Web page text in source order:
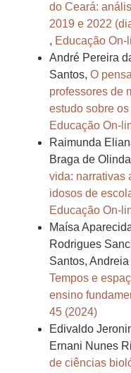
do Ceará:
2019 e 2022
, Educação On-
André Pereira
Santos, O
professores de
estudo sobre
Educação On-
Raimunda
Braga de
vida: narrativas
idosos de
Educação On-
Maísa
Rodrigues
Santos,
Tempos e
ensino
45 (2024)
Edivaldo
Ernani Nunes
de ciências